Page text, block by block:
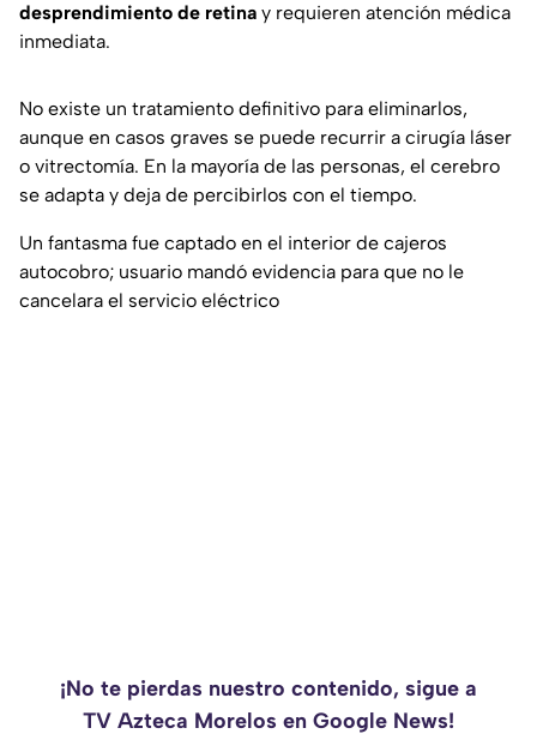
desprendimiento de retina y requieren atención médica
inmediata.
No existe un tratamiento definitivo para eliminarlos,
aunque en casos graves se puede recurrir a cirugía láser
o vitrectomía. En la mayoría de las personas, el cerebro
se adapta y deja de percibirlos con el tiempo.
Un fantasma fue captado en el interior de cajeros
autocobro; usuario mandó evidencia para que no le
cancelara el servicio eléctrico
¡No te pierdas nuestro contenido, sigue a
TV Azteca Morelos en Google News!